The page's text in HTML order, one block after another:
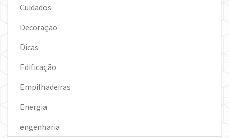
Cuidados
Decoração
Dicas
Edificação
Empilhadeiras
Energia
engenharia